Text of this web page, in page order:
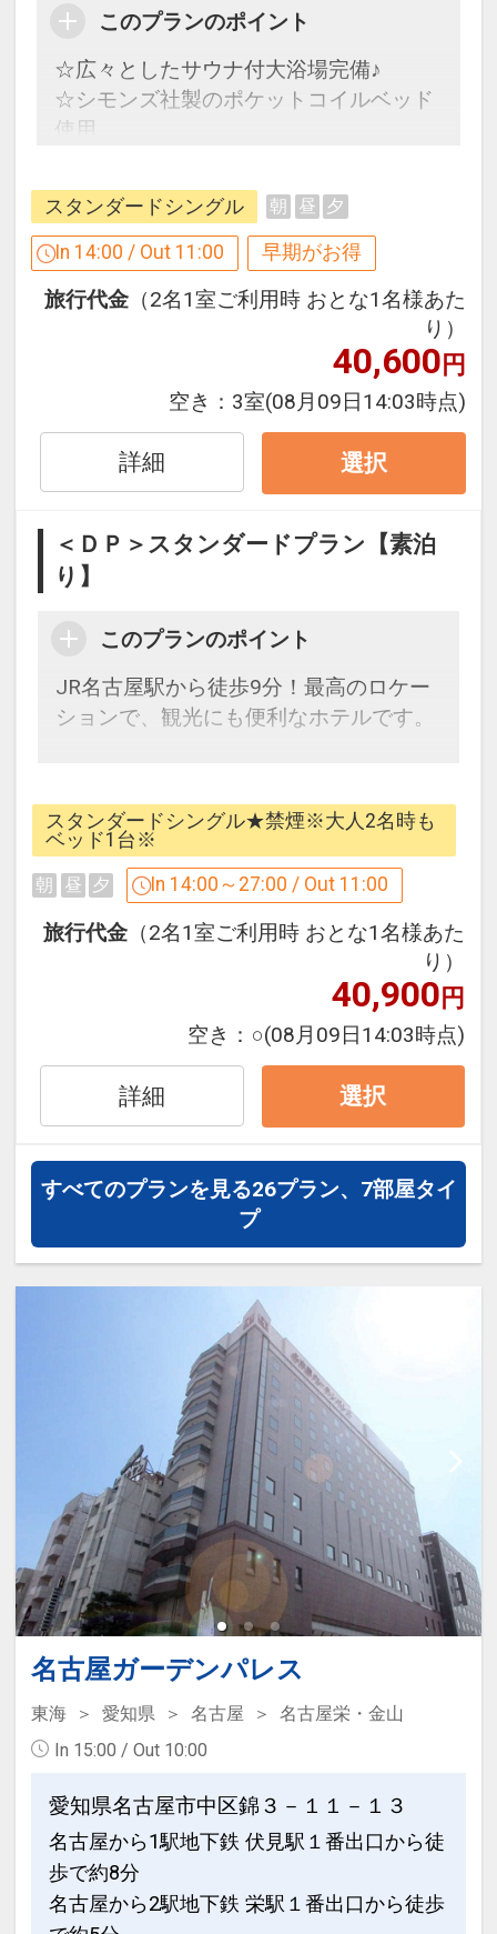
このプランのポイント
☆広々としたサウナ付大浴場完備♪
☆シモンズ社製のポケットコイルベッド
使用
２１日前までのご予約でお得に宿泊！
【早２１割】
早期予約限定！２１日前までのご予約が
お得です。
※本プランは２１日前までの受付限定で
２０日前以降の宿泊条件の変更（部屋、
人数、おとな・こどもの内訳、食事条
件・内容 等）はできません。
【ホテルのおもてなし】
ルフサービス(14:00～23:00)
※提供時間は変更になる場合がございま
「食事なしプラン」と「朝食付プラン」
ン」を掲載しています。
※ご覧のページがどちらかを
件】の項目でご確認のうえ、予約にお進
み下さい。
未就学のお子様は無料でご宿泊いただ
けます。
※添い寝のお子様は「こどもＦ」でお申
し込みください。
つき1名限りのご利用となります。
ただし、おとな1名で添い寝のお子様2名
≪ 「朝食付プラン」をお選びの場合 ≫
・添い寝の未就学のお子様は朝食を無料
でお召し上がりいただけます。
充実したベビー、キッズ用品も無料貸
お子様専用の貸出品と無料アメニティも
充実しています。
※お子様のアメニティ（枕・ハブラシ・
タオル・スリッパ等）はフロントでお渡
ししております。
※貸出品については、数に限りがあり、
ご希望に添えない場合もございます。
サウナ付大浴場でごゆっくり☆
●宿泊者限定で、サウナを設けた大浴場
広々した空間で旅の疲れを癒します。種
類豊富なアメニティや、タオルも備えて
おりますので、身軽にご利用ください。
女性浴場には、ミストサウナを完備して
スタンダードシングル 朝 昼 夕
In 14:00 / Out 11:00 早期がお得
旅行代金 （2名1室ご利用時 おとな1名様あた
り）
40,600円
空き： 3室(08月09日14:03時点)
詳細 選択
＜ＤＰ＞スタンダードプラン【素泊
り】
このプランのポイント
JR名古屋駅から徒歩9分！最高のロケー
ションで、観光にも便利なホテルです。
[アクセス]
・JR「名古屋駅」桜通口から徒歩約9分
・地下鉄「名古屋駅」1番出入口から徒
歩約4分
・名古屋高速「錦橋」出口（大阪方面）
[客室情報]
・全室コーヒーマシン設置
・加湿機能付空気清浄機
[2階大浴場]
・営業時間 3：00PM～1：00AM / 6：
00AM～10：00AM
男性浴場にサウナ・女性浴場にミストサ
[サービス]
・未就学のお子様添い寝代金不要
・添い寝のお子様は朝食代金不要にてお
召し上がり頂けます。
・添い寝のお子様のアメニティーはお部
屋にございません。
～23：00
・全室VODシアターサービス 最新映画な
ど100タイトル以上が見放題！
す。
設定期間：2025年7月11日～2027年7月
31日
インターネットコース番号：DP-2-
スタンダードシングル★禁煙※大人2名時も
ベッド1台※
朝 昼 夕 In 14:00～27:00 / Out 11:00
旅行代金 （2名1室ご利用時 おとな1名様あた
り）
40,900円
空き： ○(08月09日14:03時点)
詳細 選択
すべてのプランを見る26プラン、7部屋タイ
プ
名古屋ガーデンパレス
東海 愛知県 名古屋
名古屋栄・金山
In 15:00 / Out 10:00
愛知県名古屋市中区錦３－１１－１３
名古屋から1駅地下鉄 伏見駅１番出口から徒
歩で約8分
名古屋から2駅地下鉄 栄駅１番出口から徒歩